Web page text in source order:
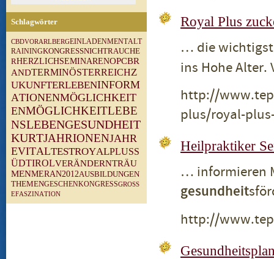
Schlagwörter
CBDVORARLBERGEINLADENMENTALT
RAININGKONGRESSNICHTRAUCHE
RHERZLICHSEMINARENOPCBR
ANDTERMINÖSTERREICHZ
UKUNFTERLEBENINFORM
ATIONENMÖGLICHKEIT
ENMÖGLICHKEITLEBE
NSLEBENGESUNDHEIT
KURTJAHRIONENJAHR
EVITALTESTROYALPLUSS
ÜDTIROLVERÄNDERNTRÄU
MENMERAN2012AUSBILDUNGEN
THEMENGESCHENKONGRESSGROSS
EFASZINATION
Royal Plus
… die
ins Hohe
http://
plus/royal-
Heilpraktiker
… informieren
gesundheit
http://